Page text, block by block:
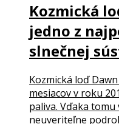
Kozmická
jedno z
slnečnej
Kozmická loď
mesiacov v roku
paliva. Vďaka
neuveriteľne